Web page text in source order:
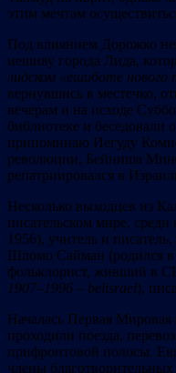
этим мечтам
Под влиянием Дорожко
иешиву города Лида,
лидском «ешиботе нового
вернувшись в местечко,
вечерам и на исходе
библиотеке и
припоминаю Иегуду
революции, Бейниша
репатриировался в
Несколько выходцев из
писательском мире,
1956), учитель и
Шломо Сайман (родился в
фольклорист, живший в
1907–1996 – belisrael),
Началась Первая
проходили поезда,
прифронтовой полосы.
члены